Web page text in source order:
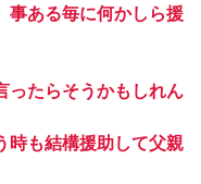
事ある毎に何かしら援
ったらそうかもしれん
時も結構援助して父親